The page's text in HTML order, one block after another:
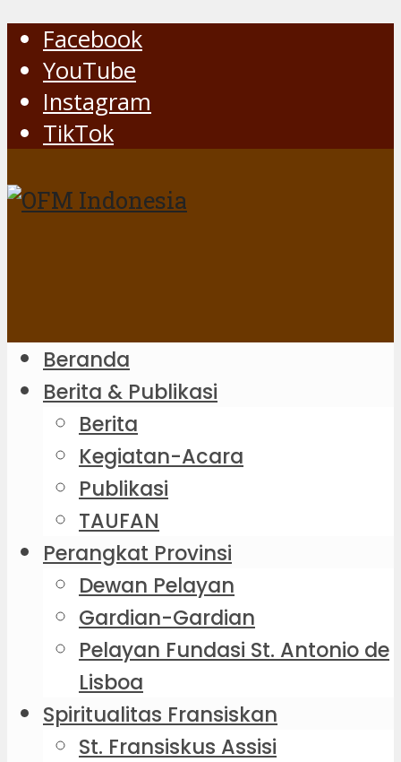
Facebook
YouTube
Instagram
TikTok
Beranda
Berita & Publikasi
Berita
Kegiatan-Acara
Publikasi
TAUFAN
Perangkat Provinsi
Dewan Pelayan
Gardian-Gardian
Pelayan Fundasi St. Antonio de
Lisboa
Spiritualitas Fransiskan
St. Fransiskus Assisi